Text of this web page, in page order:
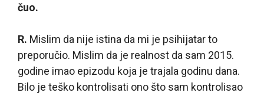
čuo.
R. Mislim da nije istina da mi je psihijatar to
preporučio. Mislim da je realnost da sam 2015.
godine imao epizodu koja je trajala godinu dana.
Bilo je teško kontrolisati ono što sam kontrolisao